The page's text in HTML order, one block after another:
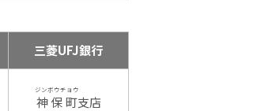
三菱UFJ銀行
神保町
ジンボウチョウ
支店